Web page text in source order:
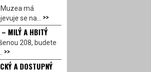
má
se na... >>
MILÝ A HBITÝ
208, budete
>>
A DOSTUPNÝ